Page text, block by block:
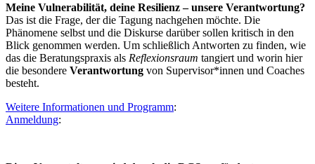
Meine Vulnerabilität, deine Resilienz – unsere Verantwortung?
Das ist die Frage, der die Tagung nachgehen möchte. Die
Phänomene selbst und die Diskurse darüber sollen kritisch in den
Blick genommen werden. Um schließlich Antworten zu finden, wie
das die Beratungspraxis als Reflexionsraum tangiert und worin hier
die besondere Verantwortung von Supervisor*innen und Coaches
besteht.
Weitere Informationen und Programm:
Anmeldung: